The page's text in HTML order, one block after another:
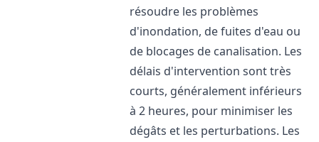
résoudre les problèmes
d'inondation, de fuites d'eau ou
de blocages de canalisation. Les
délais d'intervention sont très
courts, généralement inférieurs
à 2 heures, pour minimiser les
dégâts et les perturbations. Les